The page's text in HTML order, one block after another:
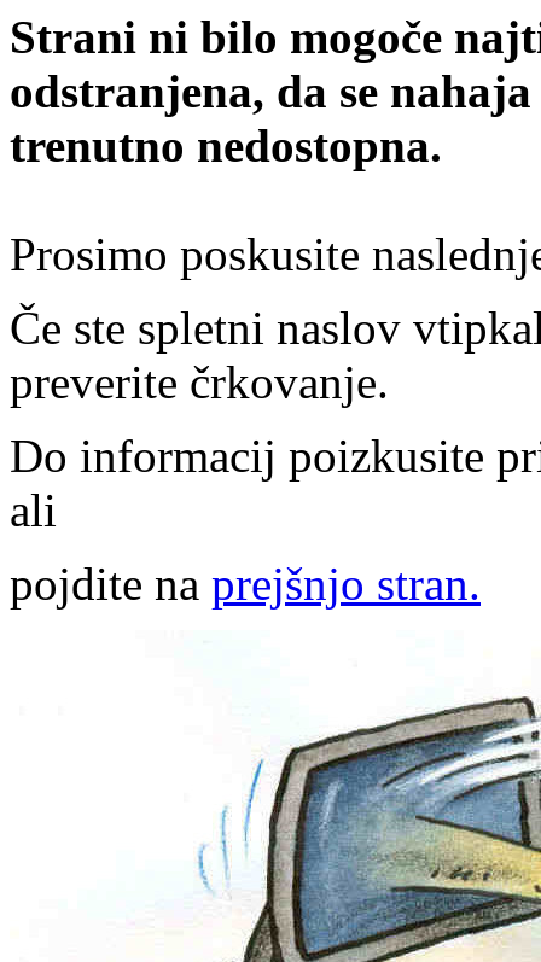
Strani ni bilo mogoče
odstranjena, da se
trenutno nedostopna.
Prosimo poskusite
Če ste spletni naslov
preverite črkovanje.
Do informacij poizkusite
ali
pojdite na prejšnjo stran.